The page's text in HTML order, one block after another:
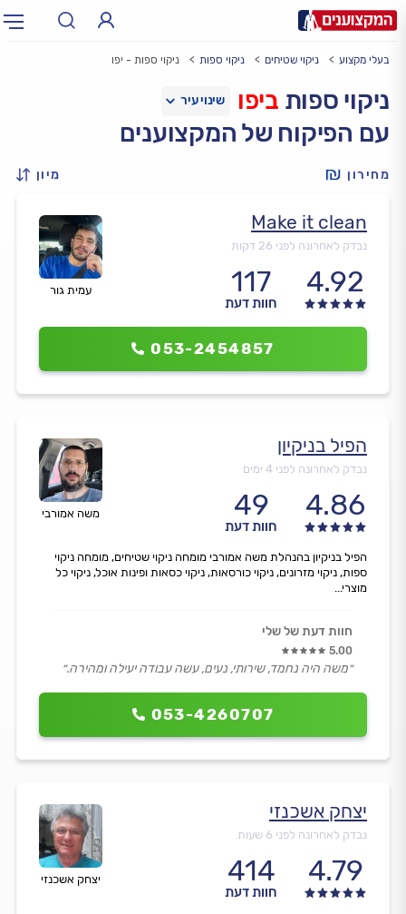
עירעיר: תל אביב, חיפה…
בעלי מקצוע ניקוי שטיחים ניקוי ספות ניקוי ספות - יפו
ניקוי ספות ביפו
עם הפיקוח של המקצוענים
מחירון מיון
עמית גור
Make it clean
נבדק לאחרונה לפני 26 דקות
4.92
117
חוות דעת
053-2454857
משה אמורבי
הפיל בניקיון
נבדק לאחרונה לפני 4 ימים
4.86
49
חוות דעת
053-4260707
הפיל בניקיון בהנהלת משה אמורבי מומחה ניקוי שטיחים, מומחה ניקוי
ספות, ניקוי מזרונים, ניקוי כורסאות, ניקוי כסאות ופינות אוכל, ניקוי כל
מוצרי...
חוות דעת של שלי
5.00
״משה היה נחמד, שירותי, נעים, עשה עבודה יעילה ומהירה.״
יצחק אשכנזי
יצחק אשכנזי
נבדק לאחרונה לפני 6 שעות
4.79
414
חוות דעת